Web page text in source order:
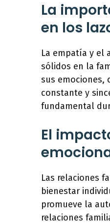
La
en los
La empatía y el
sólidos en la
sus emociones,
constante y
fundamental
El
Las relaciones
bienestar
promueve la
relaciones